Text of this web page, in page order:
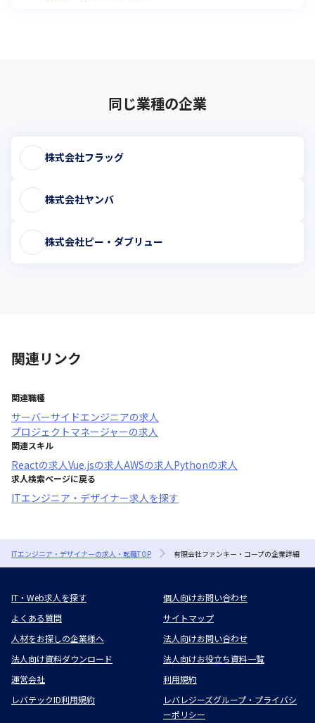
同じ業種の企業
株式会社フラッグ
株式会社ヤンバ
株式会社ピー・ダブリュー
関連リンク
関連職種
サーバーサイドエンジニアの求人
プロジェクトマネージャーの求人
関連スキル
Reactの求人Vue.jsの求人AWSの求人 Pythonの求人
求人検索ページに戻る
ITエンジニア・デザイナー求人を探す
ITエンジニア・デザイナーの求人・転職TOP 有限会社ファンキー・コープの企業詳細
IT・Web求人を探す
個人向けお問い合わせ
よくある質問
サイトマップ
人材をお探しの企業様へ
法人向けお問い合わせ
法人向け資料ダウンロード
法人向けお役立ち資料一覧
運営会社
利用規約
レバテックID利用規約
レバレジーズグループ・プライバシ
ーポリシー